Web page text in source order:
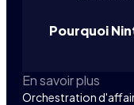
Pourquoi
En savoir plus
Orchestration